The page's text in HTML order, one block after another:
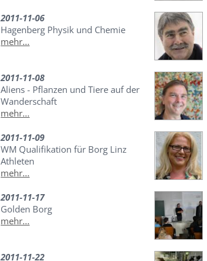
2011-11-06
Hagenberg Physik und Chemie
mehr...
2011-11-08
Aliens - Pflanzen und Tiere auf der
Wanderschaft
mehr...
2011-11-09
WM Qualifikation für Borg Linz
Athleten
mehr...
2011-11-17
Golden Borg
mehr...
2011-11-22